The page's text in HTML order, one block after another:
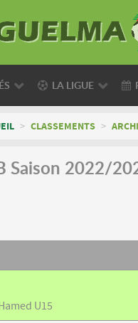
LA LIGUE
> CLASSEMENTS >
Saison 2022/
U15